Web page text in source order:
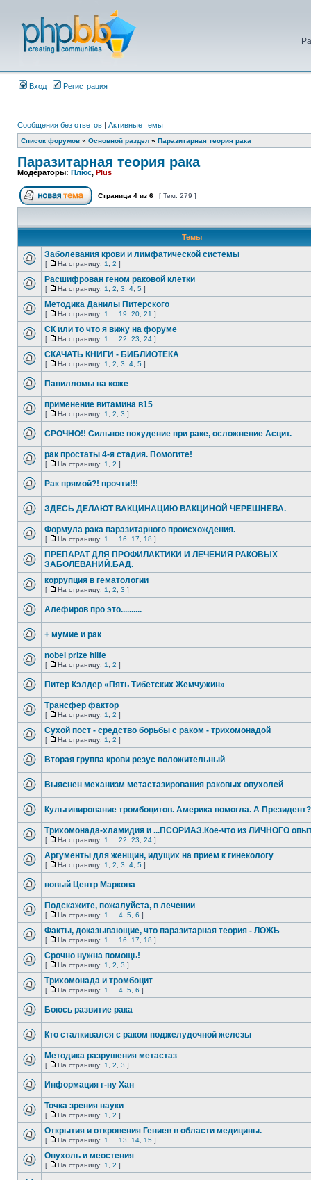
Вход Регистрация
Сообщения без ответов | Активные темы
Список форумов » Основной раздел » Паразитарная теория рака
Паразитарная теория рака
Модераторы: Плюс, Plus
Страница 4 из 6 [ Тем: 279 ]
Темы
Заболевания крови и лимфатической системы
[ На страницу: 1 2 ]
Расшифрован геном раковой клетки
[ На страницу: 1 2 3 4 5 ]
Методика Данилы Питерского
[ На страницу: 1 19 20 21 ]
СК или то что я вижу на форуме
[ На страницу: 1 22 23 24 ]
СКАЧАТЬ КНИГИ - БИБЛИОТЕКА
[ На страницу: 1 2 3 4 5 ]
Папилломы на коже
применение витамина в15
[ На страницу: 1 2 3 ]
СРОЧНО!! Сильное похудение при раке, осложнение Асцит.
рак простаты 4-я стадия. Помогите!
[ На страницу: 1 2 ]
Рак прямой?! прочти!!!
ЗДЕСЬ ДЕЛАЮТ ВАКЦИНАЦИЮ ВАКЦИНОЙ ЧЕРЕШНЕВА.
Формула рака паразитарного происхождения.
[ На страницу: 1 16 17 18 ]
ПРЕПАРАТ ДЛЯ ПРОФИЛАКТИКИ И ЛЕЧЕНИЯ РАКОВЫХ
ЗАБОЛЕВАНИЙ.БАД.
коррупция в гематологии
[ На страницу: 1 2 3 ]
Алефиров про это..........
+ мумие и рак
nobel prize hilfe
[ На страницу: 1 2 ]
Питер Кэлдер «Пять Тибетских Жемчужин»
Трансфер фактор
[ На страницу: 1 2 ]
Сухой пост - средство борьбы с раком - трихомонадой
[ На страницу: 1 2 ]
Вторая группа крови резус положительный
Выяснен механизм метастазирования раковых опухолей
Культивирование тромбоцитов. Америка помогла. А Президент?
Трихомонада-хламидия и ...ПСОРИАЗ.Кое-что из ЛИЧНОГО
[ На страницу: 1 22 23 24 ]
Аргументы для женщин, идущих на прием к гинекологу
[ На страницу: 1 2 3 4 5 ]
новый Центр Маркова
Подскажите, пожалуйста, в лечении
[ На страницу: 1 4 5 6 ]
Факты, доказывающие, что паразитарная теория - ЛОЖЬ
[ На страницу: 1 16 17 18 ]
Срочно нужна помощь!
[ На страницу: 1 2 3 ]
Трихомонада и тромбоцит
[ На страницу: 1 4 5 6 ]
Боюсь развитие рака
Кто сталкивался с раком поджелудочной железы
Методика разрушения метастаз
[ На страницу: 1 2 3 ]
Информация г-ну Хан
Точка зрения науки
[ На страницу: 1 2 ]
Открытия и откровения Гениев в области медицины.
[ На страницу: 1 13 14 15 ]
Опухоль и меостения
[ На страницу: 1 2 ]